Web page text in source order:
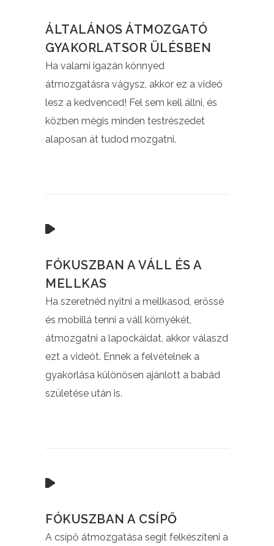
ÁLTALÁNOS ÁTMOZGATÓ
GYAKORLATSOR ÜLÉSBEN
Ha valami igazán könnyed
átmozgatásra vágysz, akkor ez a videó
lesz a kedvenced! Fel sem kell állni, és
közben mégis minden testrészedet
alaposan át tudod mozgatni.
FÓKUSZBAN A VÁLL ÉS A
MELLKAS
Ha szeretnéd nyitni a mellkasod, erőssé
és mobillá tenni a váll környékét,
átmozgatni a lapockáidat, akkor válaszd
ezt a videót. Ennek a felvételnek a
gyakorlása különösen ajánlott a babád
születése után is.
FÓKUSZBAN A CSÍPŐ
A csípő átmozgatása segít felkészíteni a